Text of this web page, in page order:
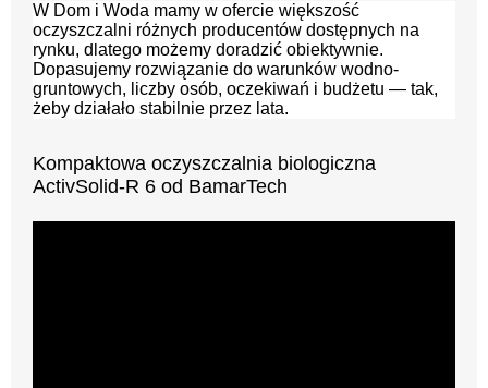
W Dom i Woda mamy w ofercie większość
oczyszczalni różnych producentów dostępnych na
rynku, dlatego możemy doradzić obiektywnie.
Dopasujemy rozwiązanie do warunków wodno-
gruntowych, liczby osób, oczekiwań i budżetu — tak,
żeby działało stabilnie przez lata.
Kompaktowa oczyszczalnia biologiczna
ActivSolid-R 6 od BamarTech